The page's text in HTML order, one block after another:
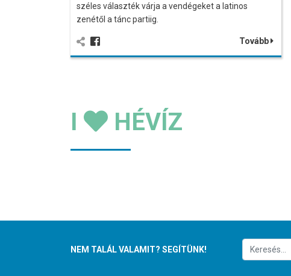
széles választék várja a vendégeket a latinos
zenétől a tánc partiig.
Tovább
I HÉVÍZ
NEM TALÁL VALAMIT? SEGÍTÜNK!